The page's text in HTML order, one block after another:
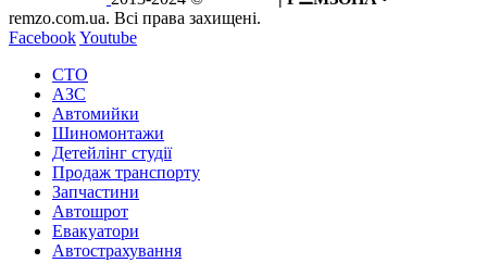
remzo.com.ua. Всі права захищені.
FacebookYoutube
СТО
АЗС
Автомийки
Шиномонтажи
Детейлінг студії
Продаж транспорту
Запчастини
Автошрот
Евакуатори
Автострахування